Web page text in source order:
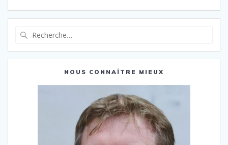
:
NOUS CONNAÎTRE MIEUX